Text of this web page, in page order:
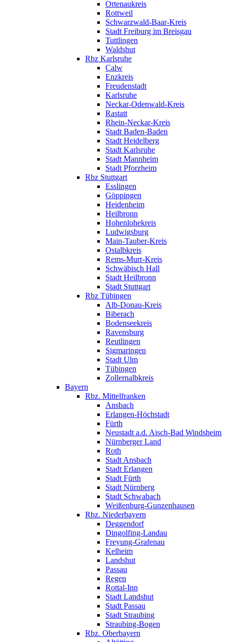
Ortenaukreis
Rottweil
Schwarzwald-Baar-Kreis
Stadt Freiburg im Breisgau
Tuttlingen
Waldshut
Rbz Karlsruhe
Calw
Enzkreis
Freudenstadt
Karlsruhe
Neckar-Odenwald-Kreis
Rastatt
Rhein-Neckar-Kreis
Stadt Baden-Baden
Stadt Heidelberg
Stadt Karlsruhe
Stadt Mannheim
Stadt Pforzheim
Rbz Stuttgart
Esslingen
Göppingen
Heidenheim
Heilbronn
Hohenlohekreis
Ludwigsburg
Main-Tauber-Kreis
Ostalbkreis
Rems-Murr-Kreis
Schwäbisch Hall
Stadt Heilbronn
Stadt Stuttgart
Rbz Tübingen
Alb-Donau-Kreis
Biberach
Bodenseekreis
Ravensburg
Reutlingen
Sigmaringen
Stadt Ulm
Tübingen
Zollernalbkreis
Bayern
Rbz. Mittelfranken
Ansbach
Erlangen-Höchstadt
Fürth
Neustadt a.d. Aisch-Bad Windsheim
Nürnberger Land
Roth
Stadt Ansbach
Stadt Erlangen
Stadt Fürth
Stadt Nürnberg
Stadt Schwabach
Weißenburg-Gunzenhausen
Rbz. Niederbayern
Deggendorf
Dingolfing-Landau
Freyung-Grafenau
Kelheim
Landshut
Passau
Regen
Rottal-Inn
Stadt Landshut
Stadt Passau
Stadt Straubing
Straubing-Bogen
Rbz. Oberbayern